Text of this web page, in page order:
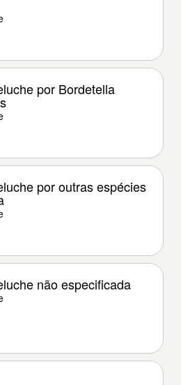
por Bordetella
por outras espécies
não especificada